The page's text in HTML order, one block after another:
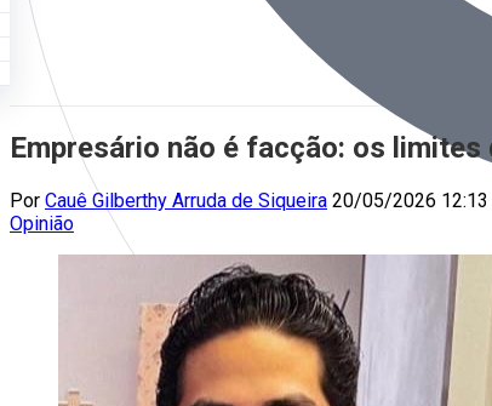
Empresário não é facção: os
Por Cauê Gilberthy Arruda de Siqueira 20/05/2026 12:13
Opinião